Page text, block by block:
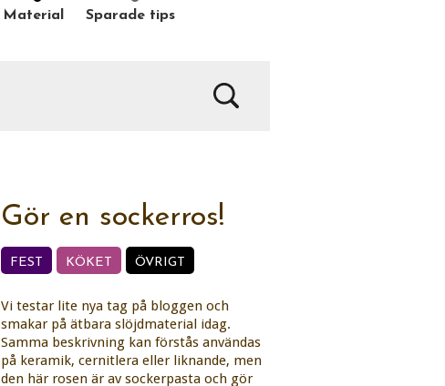
Material Sparade tips
Gör en sockerros!
FEST KÖKET ÖVRIGT
Vi testar lite nya tag på bloggen och
smakar på ätbara slöjdmaterial idag.
Samma beskrivning kan förstås användas
på keramik, cernitlera eller liknande, men
den här rosen är av sockerpasta och gör